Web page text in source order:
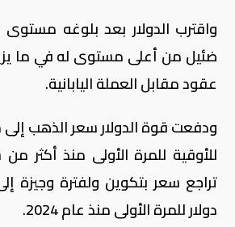
ضئيل من أعلى مستوى له في ما
عقود مقابل العملة اليابانية.
‌للأوقية للمرة الأولى منذ ⁠أكثر
دولار للمرة الأولى منذ عام 2024.